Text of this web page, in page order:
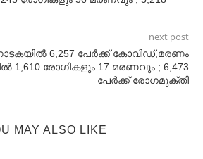
next post
6,257 പേർക്ക് കോവിഡ്,മരണം
1,610 രോഗികളും 17 മരണവും ; 6,473
പേർക്ക് രോഗമുക്തി
MAY ALSO LIKE